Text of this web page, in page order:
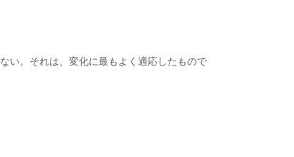
い。それは、変化に最もよく適応したもので